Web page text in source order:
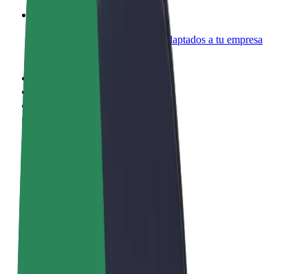
Productos y servicios de Bolt adaptados a tu empresa